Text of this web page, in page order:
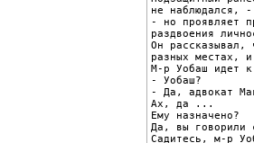
не наблюдался, -
- но проявляет
раздвоения
Он рассказывал,
разных местах,
М-р Уобаш идет
- Уобаш?
- Да, адвокат
Ах, да ...
Ему назначено?
Да, вы говорили
Садитесь, м-р